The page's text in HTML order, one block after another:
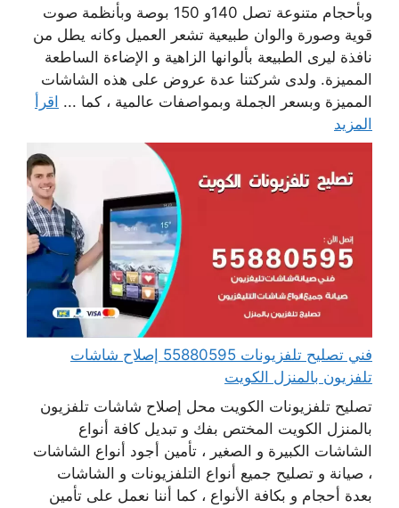
وبأحجام متنوعة تصل 140و 150 بوصة وبأنظمة صوت
قوية وصورة والوان طبيعية تشعر العميل وكانه يطل من
نافذة ليرى الطبيعة بألوانها الزاهية و الإضاءة الساطعة
المميزة. ولدى شركتنا عدة عروض على هذه الشاشات
المميزة وبسعر الجملة وبمواصفات عالمية ، كما ... اقرأ
المزيد
فني تصليح تلفزيونات 55880595 إصلاح شاشات
تلفزيون بالمنزل الكويت
تصليح تلفزيونات الكويت محل إصلاح شاشات تلفزيون
بالمنزل الكويت المختص بفك و تبديل كافة أنواع
الشاشات الكبيرة و الصغير ، تأمين أجود أنواع الشاشات
، صيانة و تصليح جميع أنواع التلفزيونات و الشاشات
بعدة أحجام و بكافة الأنواع ، كما أننا نعمل على تأمين